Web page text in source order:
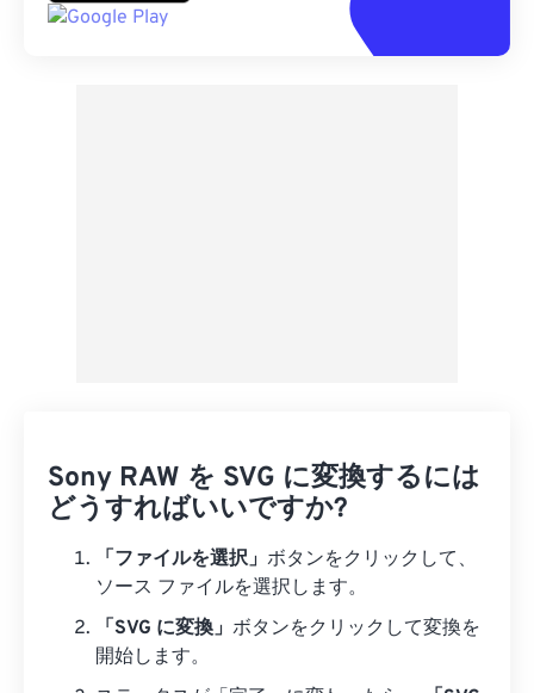
Sony RAW を SVG に変換するには
どうすればいいですか?
「ファイルを選択」 ボタンをクリックして、
ソース ファイルを選択します。
「SVG に変換」 ボタンをクリックして変換を
開始します。